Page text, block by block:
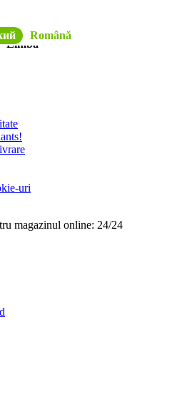
Limba
Română
uri
magazinul online: 24/24